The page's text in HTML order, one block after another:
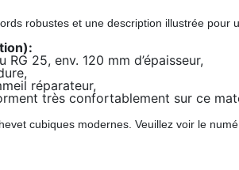
robustes et une description illustrée pour
25, env. 120 mm d’épaisseur,
réparateur,
très confortablement sur ce
cubiques modernes. Veuillez voir le